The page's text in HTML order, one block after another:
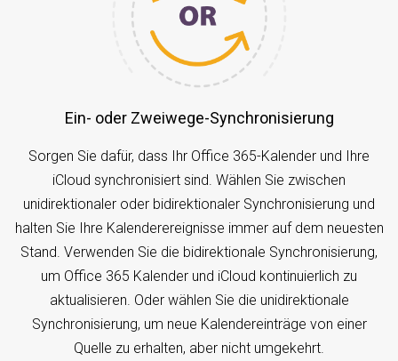
Ein- oder Zweiwege-Synchronisierung
Sorgen Sie dafür, dass Ihr Office 365-Kalender und Ihre
iCloud synchronisiert sind. Wählen Sie zwischen
unidirektionaler oder bidirektionaler Synchronisierung und
halten Sie Ihre Kalenderereignisse immer auf dem neuesten
Stand. Verwenden Sie die bidirektionale Synchronisierung,
um Office 365 Kalender und iCloud kontinuierlich zu
aktualisieren. Oder wählen Sie die unidirektionale
Synchronisierung, um neue Kalendereinträge von einer
Quelle zu erhalten, aber nicht umgekehrt.